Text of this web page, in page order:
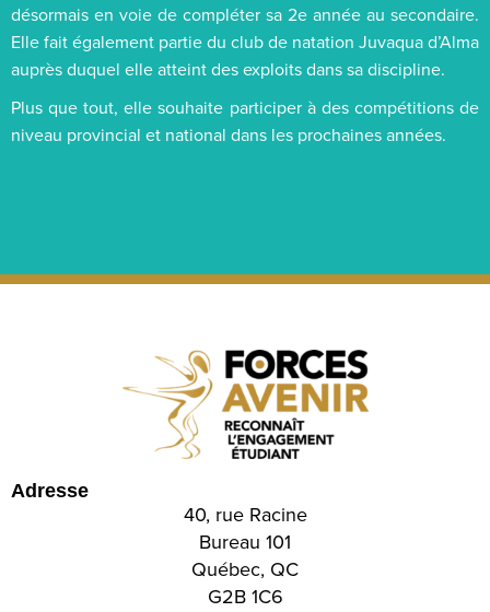
désormais en voie de compléter sa 2e année au secondaire.
Elle fait également partie du club de natation Juvaqua d’Alma
auprès duquel elle atteint des exploits dans sa discipline.
Plus que tout, elle souhaite participer à des compétitions de
niveau provincial et national dans les prochaines années.
Adresse
40, rue Racine
Bureau 101
Québec, QC
G2B 1C6